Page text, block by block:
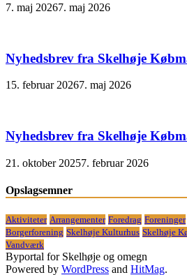
7. maj 20267. maj 2026
Nyhedsbrev fra Skelhøje
15. februar 20267. maj 2026
Nyhedsbrev fra Skelhøje
21. oktober 20257. februar 2026
Opslagsemner
Aktiviteter Arrangementer Foredrag Foreninger
Borgerforening Skelhøje Kulturhus Skelhøje
Vandværk
Byportal for Skelhøje og omegn
Powered by WordPress and HitMag.